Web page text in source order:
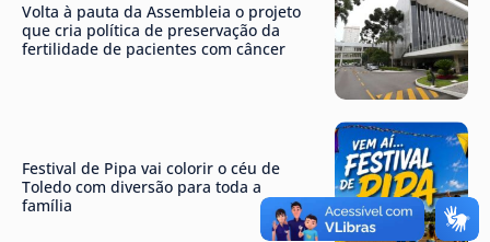
Volta à pauta da Assembleia o projeto
que cria política de preservação da
fertilidade de pacientes com câncer
Festival de Pipa vai colorir o céu de
Toledo com diversão para toda a
família